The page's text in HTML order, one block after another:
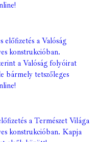
előfizetés a Valóság
konstrukcióban.
a Valóság folyóirat
bármely tetszőleges
a Természet Világa
konstrukcióban. Kapja